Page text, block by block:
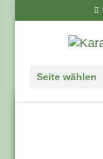
Seite wählen